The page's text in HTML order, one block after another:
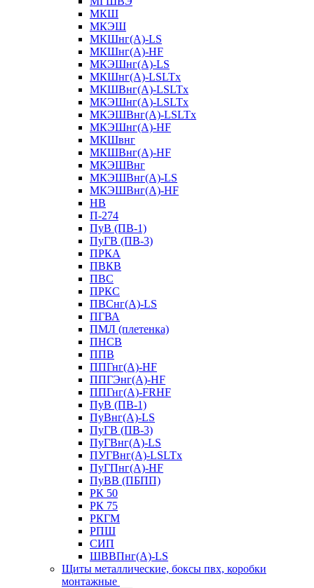
МКШ
МКЭШ
МКШнг(А)-LS
МКШнг(А)-HF
МКЭШнг(А)-LS
МКШнг(А)-LSLTx
МКШВнг(A)-LSLTx
МКЭШнг(А)-LSLTx
МКЭШВнг(A)-LSLTx
МКЭШнг(А)-HF
МКШвнг
МКШВнг(А)-HF
МКЭШВнг
МКЭШВнг(А)-LS
МКЭШВнг(А)-HF
НВ
П-274
ПуВ (ПВ-1)
ПуГВ (ПВ-3)
ПРКА
ПВКВ
ПВС
ПРКС
ПВСнг(А)-LS
ПГВА
ПМЛ (плетенка)
ПНСВ
ППВ
ППГнг(А)-HF
ППГЭнг(А)-HF
ППГнг(А)-FRHF
ПуВ (ПВ-1)
ПуВнг(А)-LS
ПуГВ (ПВ-3)
ПуГВнг(А)-LS
ПУГВнг(А)-LSLTx
ПуГПнг(А)-HF
ПуВВ (ПБПП)
РК 50
РК 75
РКГМ
РПШ
СИП
ШВВПнг(А)-LS
Щиты металлические, боксы пвх, коробки
монтажные